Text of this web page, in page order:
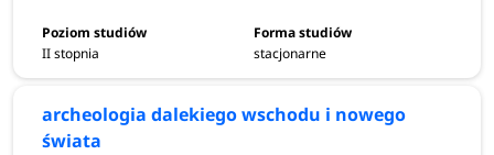
II stopnia stacjonarne
archeologia dalekiego wschodu i nowego
świata